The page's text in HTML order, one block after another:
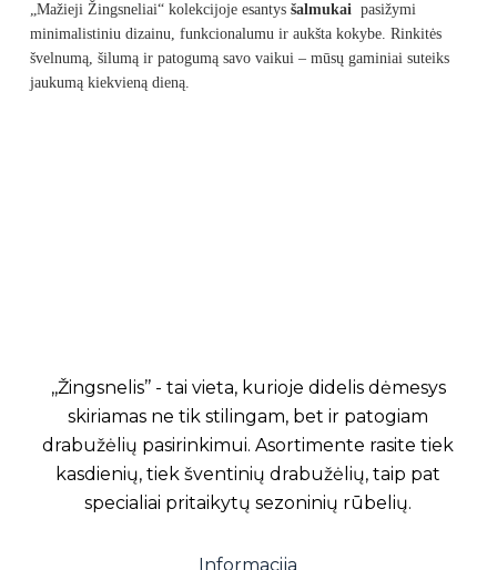
„Mažieji Žingsneliai“ kolekcijoje esantys šalmukai pasižymi
minimalistiniu dizainu, funkcionalumu ir aukšta kokybe. Rinkitės
švelnumą, šilumą ir patogumą savo vaikui – mūsų gaminiai suteiks
jaukumą kiekvieną dieną.
,,Žingsnelis’’ - tai vieta, kurioje didelis dėmesys
skiriamas ne tik stilingam, bet ir patogiam
drabužėlių pasirinkimui. Asortimente rasite tiek
kasdienių, tiek šventinių drabužėlių, taip pat
specialiai pritaikytų sezoninių rūbelių.
Informacija